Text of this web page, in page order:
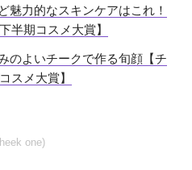
魅力的なスキンケアはこれ！
半期コスメ大賞】
のよいチークで作る旬顔【チ
スメ大賞】
one)